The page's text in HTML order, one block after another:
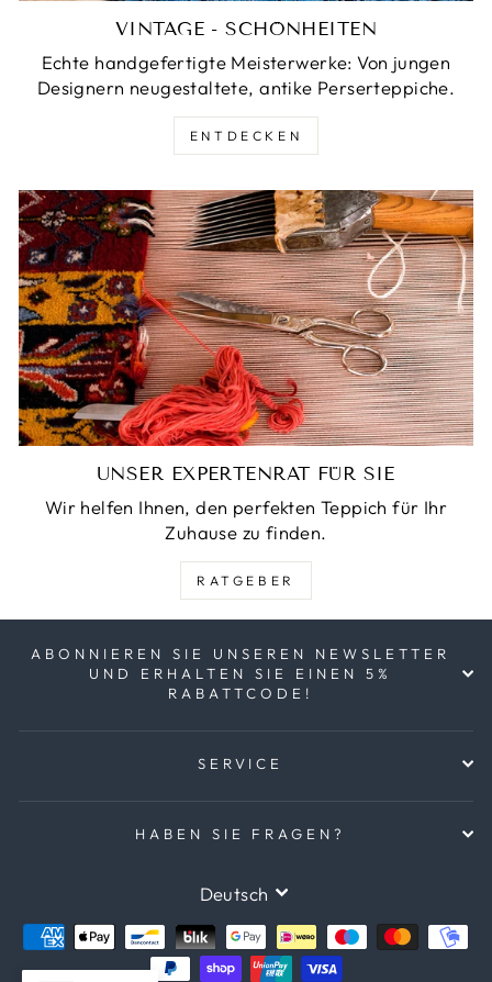
VINTAGE - SCHÖNHEITEN
Echte handgefertigte Meisterwerke: Von jungen
Designern neugestaltete, antike Perserteppiche.
ENTDECKEN
UNSER EXPERTENRAT FÜR SIE
Wir helfen Ihnen, den perfekten Teppich für Ihr
Zuhause zu finden.
RATGEBER
ABONNIEREN SIE UNSEREN NEWSLETTER
UND ERHALTEN SIE EINEN 5%
RABATTCODE!
SERVICE
HABEN SIE FRAGEN?
SPRACHE
Deutsch